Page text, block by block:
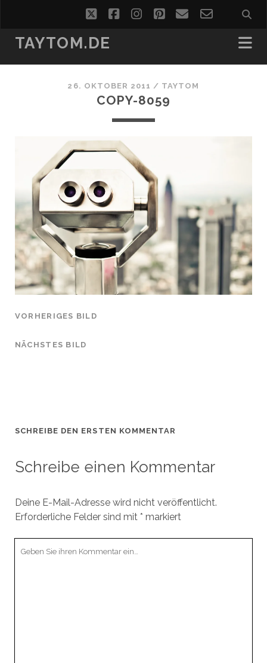
twitterfacebookinstagram
pinterest
emailemail-
form
TAYTOM.DE
26. OKTOBER 2011 / TAYTOM
COPY-8059
VORHERIGES BILD
NÄCHSTES BILD
SCHREIBE DEN ERSTEN KOMMENTAR
Schreibe einen Kommentar
Deine E-Mail-Adresse wird nicht veröffentlicht.
Erforderliche Felder sind mit * markiert